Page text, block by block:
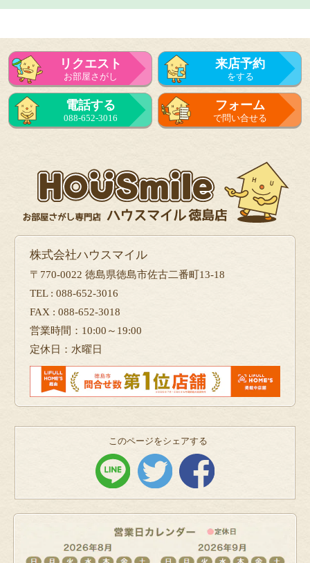
リクエスト
お部屋さがし
来店予約
をする
電話する
088-652-3016
フォーム
で問い合せる
株式会社ハウスマイル
〒770-0022 徳島県徳島市佐古二番町13-18
TEL : 088-652-3016
FAX : 088-652-3018
営業時間：10:00～19:00
定休日：水曜日
このページをシェアする